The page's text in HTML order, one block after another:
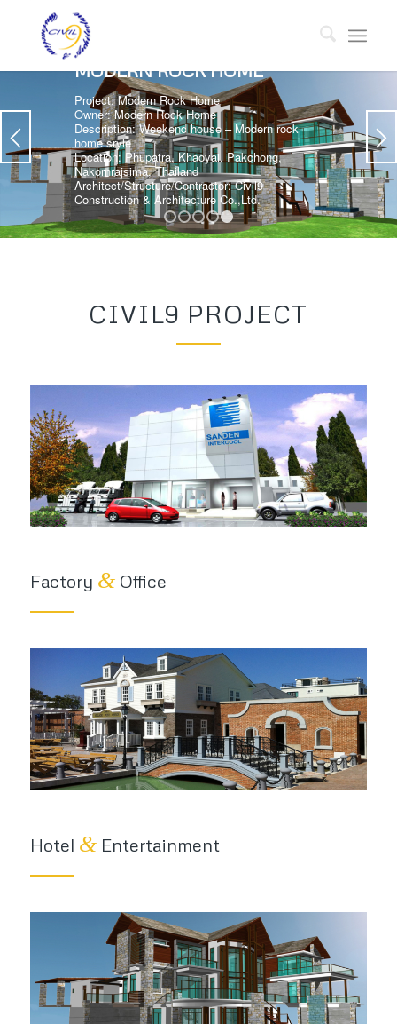
1 2 3 4 5
CIVIL9 PROJECT
Factory &Office
Hotel &Entertainment